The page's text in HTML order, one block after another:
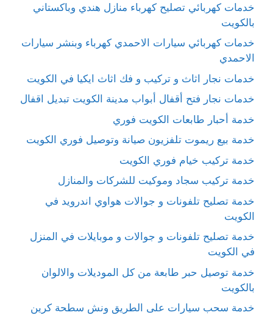
خدمات كهربائي تصليح كهرباء منازل هندي وباكستاني
بالكويت
خدمات كهربائي سيارات الاحمدي كهرباء وبنشر سيارات
الاحمدي
خدمات نجار اثاث و تركيب و فك اثاث ايكيا في الكويت
خدمات نجار فتح أقفال أبواب مدينة الكويت تبديل اقفال
خدمة أحبار طابعات الكويت فوري
خدمة بيع ريموت تلفزيون صيانة وتوصيل فوري الكويت
خدمة تركيب خيام فوري الكويت
خدمة تركيب سجاد وموكيت للشركات والمنازل
خدمة تصليح تلفونات و جوالات هواوي اندرويد في
الكويت
خدمة تصليح تلفونات و جوالات و موبايلات في المنزل
في الكويت
خدمة توصيل حبر طابعة من كل الموديلات والالوان
بالكويت
خدمة سحب سيارات على الطريق ونش سطحة كرين